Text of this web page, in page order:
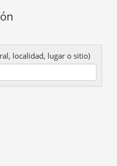
localidad, lugar o sitio)